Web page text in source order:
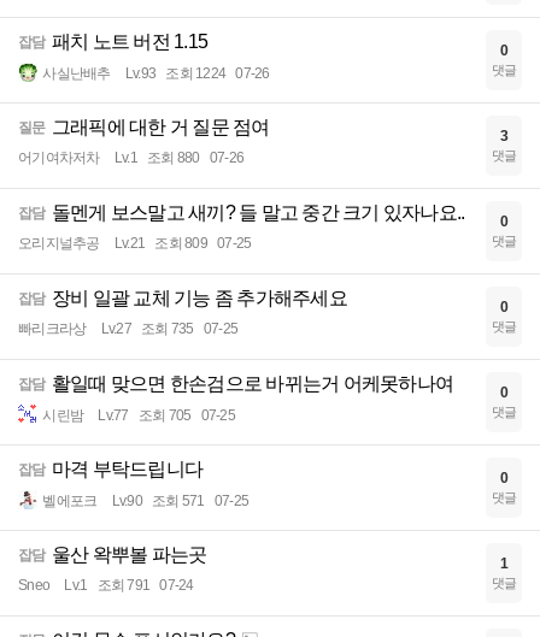
잡담 패치 노트 버전 1.15
사실난배추 Lv.93 조회 1224 07-26
0
댓글
질문 그래픽에 대한 거 질문 점여
어기여차저차 Lv.1 조회 880 07-26
3
댓글
잡담 돌멘게 보스말고 새끼? 들 말고 중간 크기 있자나요..
오리지널추공 Lv.21 조회 809 07-25
0
댓글
잡담 장비 일괄 교체 기능 좀 추가해주세요
빠리크라상 Lv.27 조회 735 07-25
0
댓글
잡담 활일때 맞으면 한손검으로 바뀌는거 어케못하나여
시린밤 Lv.77 조회 705 07-25
0
댓글
잡담 마격 부탁드립니다
벨에포크 Lv.90 조회 571 07-25
0
댓글
잡담 울산 왁뿌볼 파는곳
Sneo Lv.1 조회 791 07-24
1
댓글